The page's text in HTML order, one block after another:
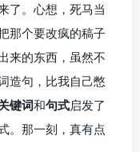
了。心想，死马当
那个要改疯的稿子
来的东西，虽然不
造句，比我自己憋
键词和句式启发了
。那一刻，真有点